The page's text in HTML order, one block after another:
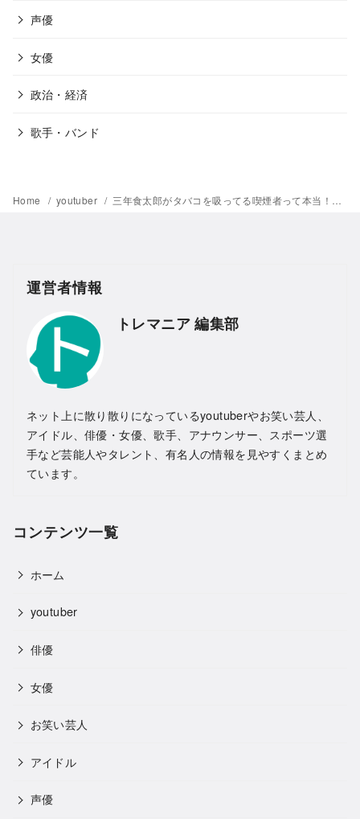
声優
女優
政治・経済
歌手・バンド
Home youtuber 三年食太郎がタバコを吸ってる喫煙者って本当！？真相を徹底調査
運営者情報
トレマニア 編集部
ネット上に散り散りになっているyoutuberやお笑い芸人、
アイドル、俳優・女優、歌手、アナウンサー、スポーツ選
手など芸能人やタレント、有名人の情報を見やすくまとめ
ています。
コンテンツ一覧
ホーム
youtuber
俳優
女優
お笑い芸人
アイドル
声優